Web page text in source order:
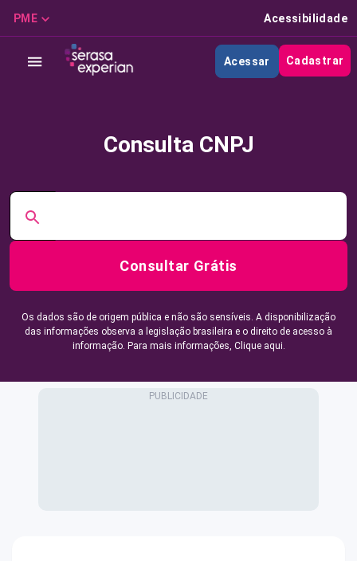
PME Acessibilidade
Acessar Cadastrar
Consulta CNPJ
Consultar Grátis
Os dados são de origem pública e não são sensíveis. A disponibilização
das informações observa a legislação brasileira e o direito de acesso à
informação. Para mais informações, Clique aqui.